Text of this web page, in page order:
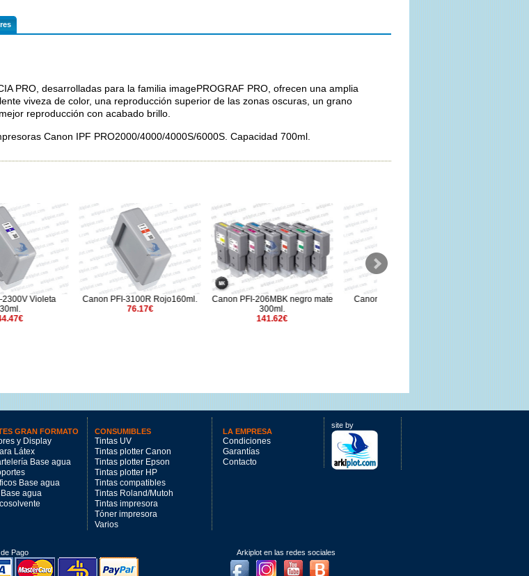
PRO, desarrolladas para la familia imagePROGRAF PRO, ofrecen una amplia
viveza de color, una reproducción superior de las zonas oscuras, un grano
reproducción con acabado brillo.
Canon IPF PRO2000/4000/4000S/6000S. Capacidad 700ml.
PFI-3100R Rojo160ml.
Canon PFI-206MBK negro mate
Canon PFI-2700O Naranja
GRAN FORMATO
y Display
Látex
Base agua
Base agua
Base agua
CONSUMIBLES
Tintas UV
Tintas plotter Canon
Tintas plotter Epson
Tintas plotter HP
Tintas compatibles
Tintas Roland/Mutoh
Tintas impresora
Tóner impresora
Varios
LA EMPRESA
Condiciones
Garantías
Contacto
site by
Pago
Arkiplot en las redes sociales
FacebookInstagramYoutubeBlog